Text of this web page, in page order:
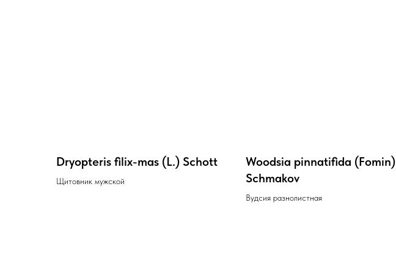
Dryopteris filix-mas (L.) Schott
Щитовник мужской
Woodsia pinnatifida (Fomin)
Schmakov
Вудсия разнолистная